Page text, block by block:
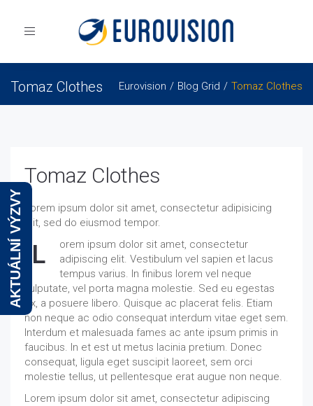
Toggle
Tomaz Clothes Eurovision Blog Grid Tomaz Clothes
Tomaz Clothes
Lorem ipsum dolor sit amet, consectetur adipisicing
elit, sed do eiusmod tempor.
L
orem ipsum dolor sit amet, consectetur
adipiscing elit. Vestibulum vel sapien et lacus
tempus varius. In finibus lorem vel neque
vulputate, vel porta magna molestie. Sed eu egestas
ex, a posuere libero. Quisque ac placerat felis. Etiam
non neque ac odio consequat interdum vitae eget sem.
Interdum et malesuada fames ac ante ipsum primis in
faucibus. In et est ut metus lacinia pretium. Donec
consequat, ligula eget suscipit laoreet, sem orci
molestie tellus, ut pellentesque erat augue non neque.
Lorem ipsum dolor sit amet, consectetur adipiscing
AKTUÁLNÍ VÝZVY